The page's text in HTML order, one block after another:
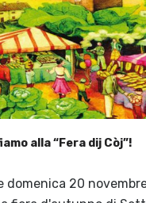
alla “Fera dij Còj”!
domenica 20